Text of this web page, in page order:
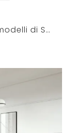
Se quello che cerchi è uno tra i modelli di Salotti design con poltrone in tessuto, visitarci ti permetterà di scoprire le più originali proposte ...